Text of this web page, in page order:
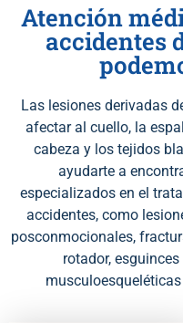
Atención
accidentes
Las lesiones derivadas
afectar al cuello, la
cabeza y los tejidos
ayudarte a
especializados en el
accidentes, como
posconmocionales,
rotador,